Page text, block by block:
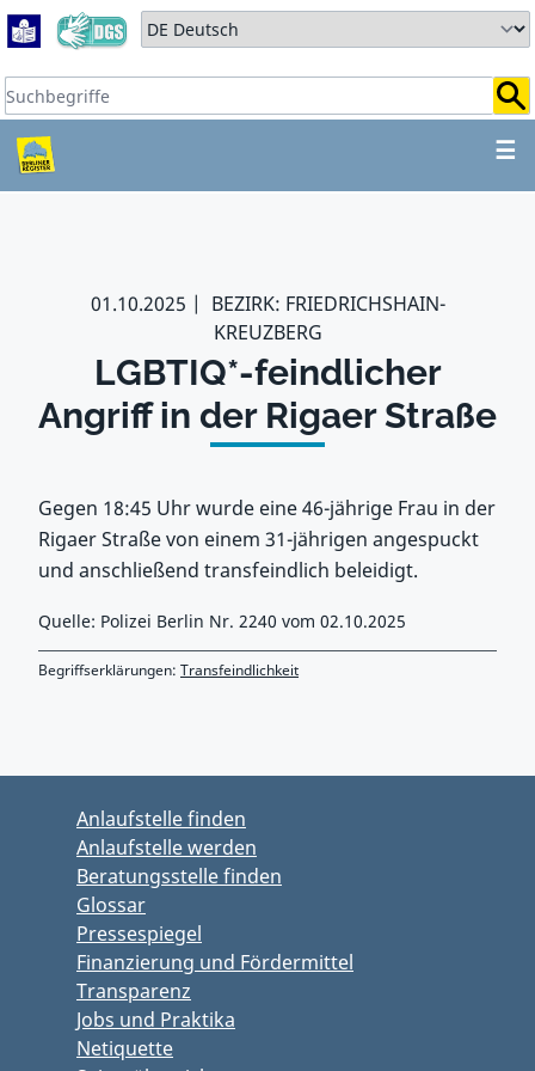
Zum Hauptbereich springen
Zum Hauptmenü springen
Sprache auswählen:
Suchbegriffe:
☰
ZUM HAUPTBEREICH
01.10.2025
BEZIRK: FRIEDRICHSHAIN-
KREUZBERG
LGBTIQ*-feindlicher
Angriff in der Rigaer Straße
Gegen 18:45 Uhr wurde eine 46-jährige Frau in der
Rigaer Straße von einem 31-jährigen angespuckt
und anschließend transfeindlich beleidigt.
Quelle: Polizei Berlin Nr. 2240 vom 02.10.2025
Begriffserklärungen: Transfeindlichkeit
Anlaufstelle finden
Anlaufstelle werden
Beratungsstelle finden
Glossar
Pressespiegel
Finanzierung und Fördermittel
Transparenz
Jobs und Praktika
Netiquette